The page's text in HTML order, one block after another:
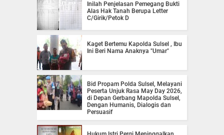
Inilah Penjelasan Pemegang Bukti
Alas Hak Tanah Berupa Letter
C/Girik/Petok D
Kaget Bertemu Kapolda Sulsel , Ibu
Ini Beri Nama Anaknya "Umar"
Bid Propam Polda Sulsel, Melayani
Peserta Unjuk Rasa May Day 2026,
di Depan Gerbang Mapolda Sulsel,
Dengan Humanis, Dialogis dan
Persuasif